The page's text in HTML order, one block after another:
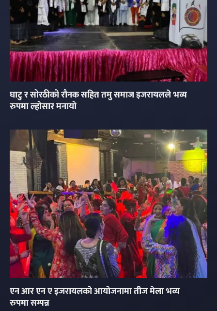
घाटु र सोरठीको रौनक सहित तमु समाज इजरायलले भव्य
रुपमा ल्होसार मनायो
एन आर एन ए इजरायलको आयोजनामा तीज मेला भव्य
रुपमा सम्पन्न